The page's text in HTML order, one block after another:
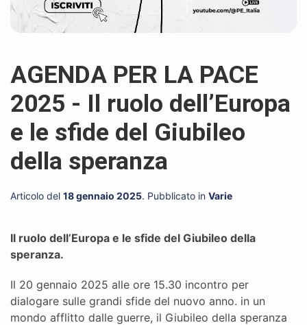
AGENDA PER LA PACE
2025 - Il ruolo dell’Europa
e le sfide del Giubileo
della speranza
Articolo del 18 gennaio 2025. Pubblicato in Varie
Il ruolo dell’Europa e le sfide del Giubileo della
speranza.
Il 20 gennaio 2025 alle ore 15.30 incontro per
dialogare sulle grandi sfide del nuovo anno. in un
mondo afflitto dalle guerre, il Giubileo della speranza